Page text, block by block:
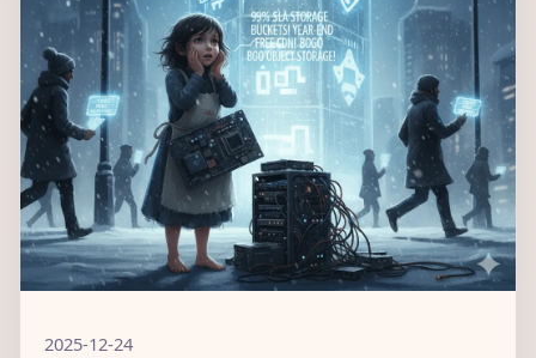
2025-12-24